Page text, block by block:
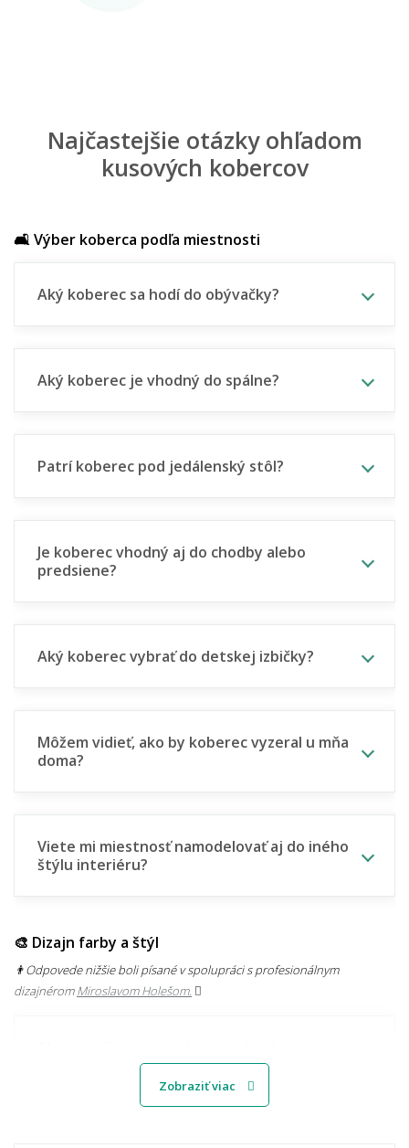
Najčastejšie otázky ohľadom
kusových kobercov
🛋️ Výber koberca podľa miestnosti
Aký koberec sa hodí do obývačky?
Aký koberec je vhodný do spálne?
Patrí koberec pod jedálenský stôl?
Je koberec vhodný aj do chodby alebo
predsiene?
Aký koberec vybrať do detskej izbičky?
Môžem vidieť, ako by koberec vyzeral u mňa
doma?
Viete mi miestnosť namodelovať aj do iného
štýlu interiéru?
🎨 Dizajn farby a štýl
👨‍Odpovede nižšie boli písané v spolupráci s profesionálnym
dizajnéromMiroslavom Holešom.
Zobraziť viac